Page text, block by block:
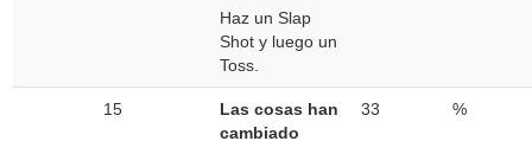
Haz un Slap
Shot y luego un
Toss.
15
Las cosas han
cambiado
33 %